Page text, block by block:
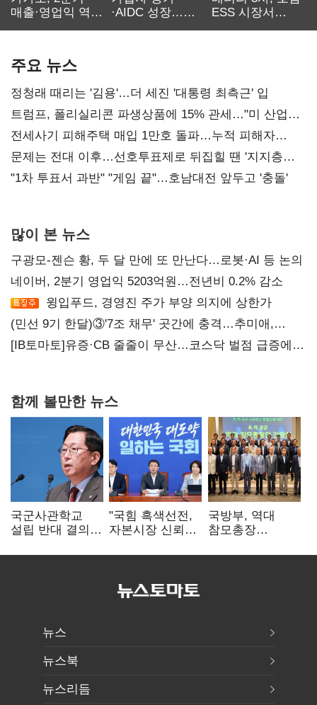
매출·영업익 역대
·AIDC 성장…
ESS 시장서
주요 뉴스
정청래 때리는 '김용'…더 세진 '대통령 최측근' 입
트럼프, 폴리실리콘 파생상품에 15% 관세…"미 산업
재건"
전세사기 피해주택 매입 1만호 돌파…누적 피해자
4만278명
문제는 전대 이후…선호투표제로 뒤집힐 땐 '지지층
불복'
"1차 투표서 과반" "게임 끝"…호남대전 앞두고 '충돌'
많이 본 뉴스
구광모-젠슨 황, 두 달 만에 또 만난다…로봇·AI 등 논의
네이버, 2분기 영업익 5203억원…전년비 0.2% 감소
윙입푸드, 경영진 주가 부양 의지에 상한가
(민선 9기 한달)③'7조 채무' 곳간에 충격…추미애,
20년만에 '비상재정' 선언 승부수
[IB토마토]유증·CB 줄줄이 무산…코스닥 벌점 급증에
함께 볼만한 뉴스
국군사관학교
설립 반대 결의안
"정치적 목적
"국힘 흑색선전,
자본시장 신뢰
경질하라"
국방부, 역대
참모총장
재검토 요구에
뉴스
뉴스북
뉴스리듬